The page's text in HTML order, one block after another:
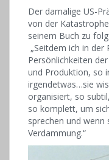
Der damalige US-
von der
seinem Buch zu
„Seitdem ich in
Persönlichkeiten
und Produktion, so
irgendetwas…sie
organisiert, so
so komplett, um
sprechen und wenn
Verdammung.“